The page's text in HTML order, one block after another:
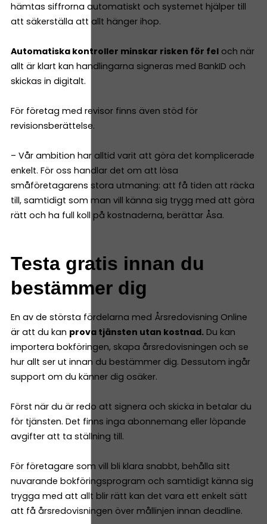
hämtas siffrorna automatiskt och systemet hjälper till
att säkerställa att allt hänger ihop.
Automatiska kontroller minskar risken för fel och när
allt är klart kan handlingarna signeras med BankID och
skickas in digitalt.
För företag med revisor finns även stöd för
revisionsberättelse.
– Vår ambition har alltid varit att göra det komplicerade
enkelt. För oss handlar det om att lösa
småföretagarens stora utmaning: att få tiden att räcka
till, samtidigt som man vill känna sig trygg med att göra
rätt och ha full koll på kostnaderna, berättar Åsa.
Testa gratis innan du
bestämmer dig
En av de största fördelarna med Årsredovisning Online
är att du kan prova tjänsten utan kostnad. Du kan
importera bokföringen, skapa årsredovisningen och se
hur allt ser ut innan du bestämmer dig. Dessutom ingår
support om du känner dig osäker.
Först när du är redo att signera och skicka in betalar du
för tjänsten. Det finns inga abonnemang eller löpande
avgifter att ta ställning till.
För företagare som vill bli klara snabbt, behålla sitt
nuvarande bokföringsprogram och samtidigt känna sig
trygga med att allt blir rätt kan det vara ett enkelt sätt
att få årsredovisningen över mållinjen innan deadline.